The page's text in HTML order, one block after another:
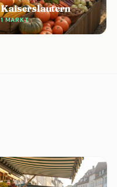
Kaiserslautern
1 MARKT